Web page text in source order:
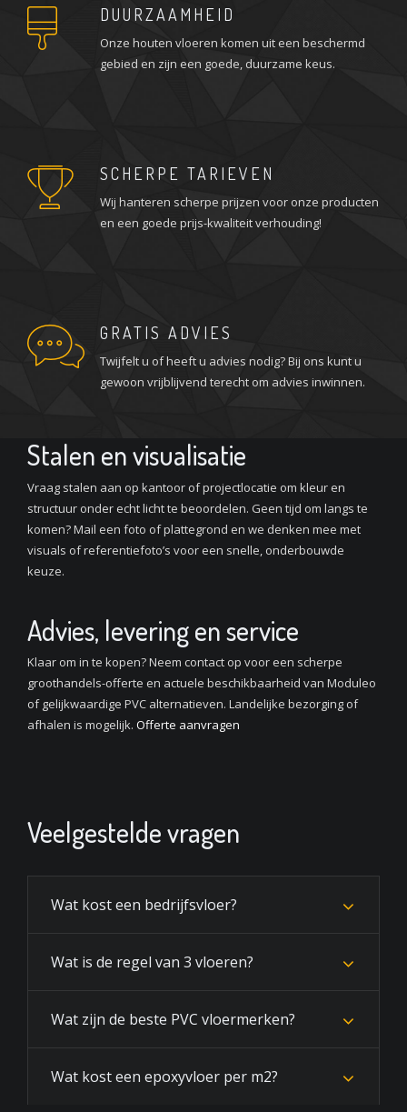
DUURZAAMHEID
Onze houten vloeren komen uit een beschermd
gebied en zijn een goede, duurzame keus.
SCHERPE TARIEVEN
Wij hanteren scherpe prijzen voor onze producten
en een goede prijs-kwaliteit verhouding!
GRATIS ADVIES
Twijfelt u of heeft u advies nodig? Bij ons kunt u
gewoon vrijblijvend terecht om advies inwinnen.
Stalen en visualisatie
Vraag stalen aan op kantoor of projectlocatie om kleur en
structuur onder echt licht te beoordelen. Geen tijd om langs te
komen? Mail een foto of plattegrond en we denken mee met
visuals of referentiefoto’s voor een snelle, onderbouwde
keuze.
Advies, levering en service
Klaar om in te kopen? Neem contact op voor een scherpe
groothandels-offerte en actuele beschikbaarheid van Moduleo
of gelijkwaardige PVC alternatieven. Landelijke bezorging of
afhalen is mogelijk. Offerte aanvragen
Veelgestelde vragen
Wat kost een bedrijfsvloer?
Wat is de regel van 3 vloeren?
Wat zijn de beste PVC vloermerken?
Wat kost een epoxyvloer per m2?